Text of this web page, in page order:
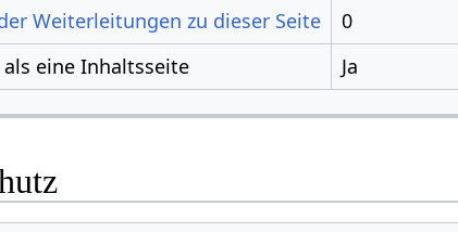
Weiterleitungen zu dieser Seite
0
als eine Inhaltsseite
Ja